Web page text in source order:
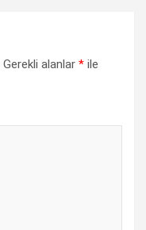
Gerekli alanlar * ile